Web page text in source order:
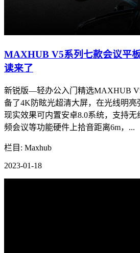
MAXHUB V5系列七款会议平
读来了
新锐版—轻办公入门精选MAXHUB
备了4K防眩光超清大屏，在光线明亮
现实效果可内置安卓8.0系统，支持
频会议等功能硬件上拾音距离6m，...
栏目: Maxhub
2023-01-18